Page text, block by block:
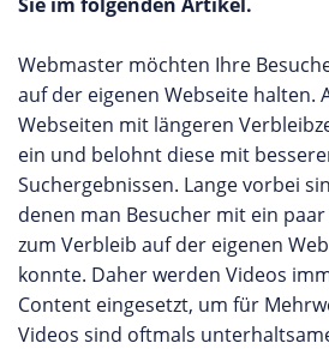
Webmaster möchten Ihre
auf der eigenen Webseite halten.
Webseiten mit längeren
ein und belohnt diese mit
Suchergebnissen. Lange vorbei
denen man Besucher mit ein
zum Verbleib auf der eigenen
konnte. Daher werden Videos
Content eingesetzt, um für
Videos sind oftmals